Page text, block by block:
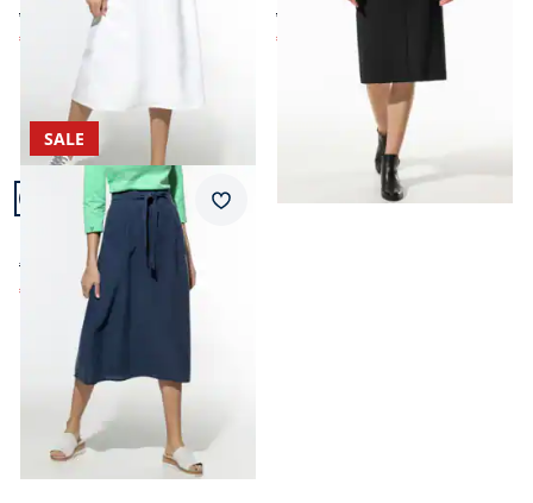
ab € 119,00
€ 39,99
ab € 99,95
€ 39,99 (-60%)
Artikel 7 von 7.
SALE
Midirock Leinenmix
€ 119,99
€ 39,99 (-67%)
Merkzettel